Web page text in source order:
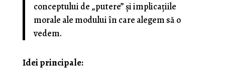
conceptului de „putere” și implicațiile
morale ale modului în care alegem să o
vedem.
Idei principale: